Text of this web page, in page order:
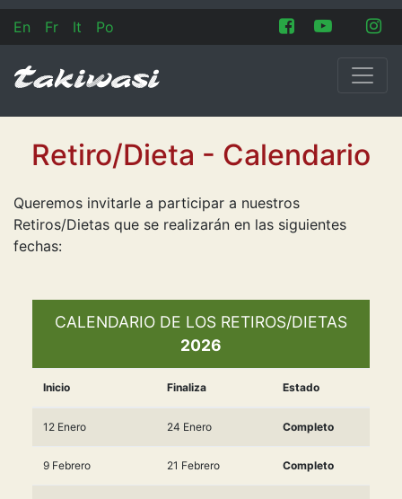
En Fr It Po
Retiro/Dieta - Calendario
Queremos invitarle a participar a nuestros
Retiros/Dietas que se realizarán en las siguientes
fechas:
CALENDARIO DE LOS RETIROS/DIETAS
2026
Inicio Finaliza Estado
12 Enero 24 Enero Completo
9 Febrero 21 Febrero Completo